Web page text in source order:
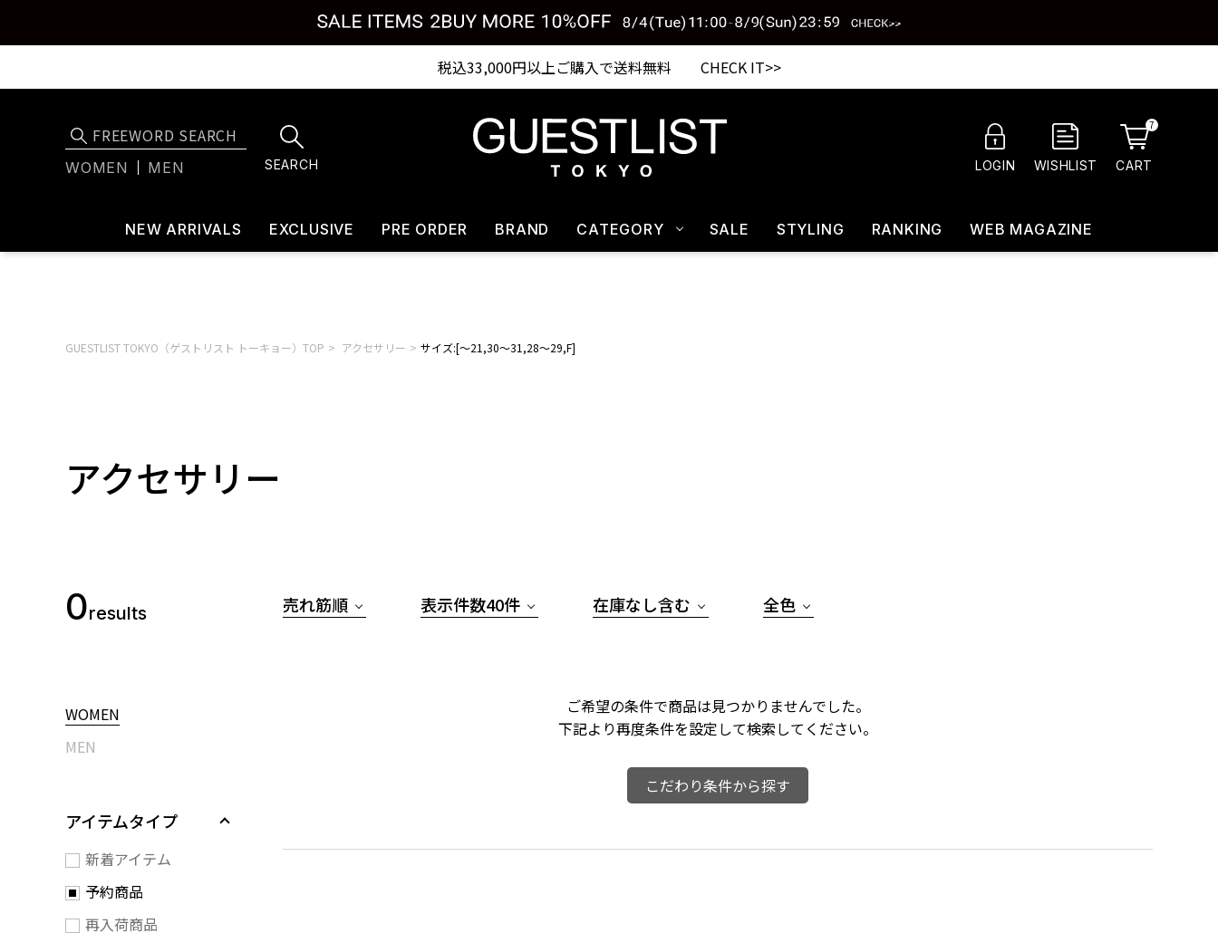
税込33,000円以上ご購入で送料無料 CHECK IT>>
WOMEN MEN SEARCH LOGIN WISHLIST CART
7
NEW ARRIVALS EXCLUSIVE PRE ORDER BRAND CATEGORY SALE STYLING RANKING WEB MAGAZINE
GUESTLIST TOKYO（ゲストリスト トーキョー）TOP アクセサリー サイズ:[～21,30～31,28～29,F]
アクセサリー
0results
WOMEN
MEN
アイテムタイプ
新着アイテム
予約商品
再入荷商品
売れ筋順 表示件数40件 在庫なし含む 全色
ご希望の条件で商品は見つかりませんでした。
下記より再度条件を設定して検索してください。
こだわり条件から探す